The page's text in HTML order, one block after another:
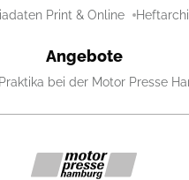
Print & Online
Angebote
bei der Motor Presse